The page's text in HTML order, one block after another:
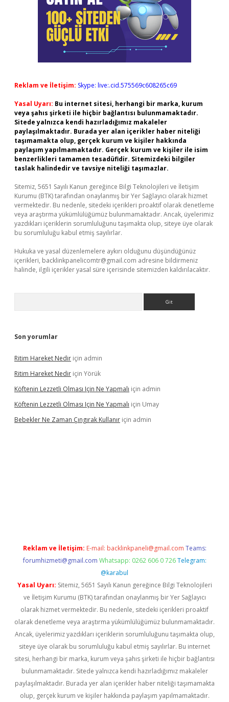
Reklam ve İletişim: Skype: live:.cid.575569c608265c69
Yasal Uyarı: Bu internet sitesi, herhangi bir marka, kurum
veya şahıs şirketi ile hiçbir bağlantısı bulunmamaktadır.
Sitede yalnızca kendi hazırladığımız makaleler
paylaşılmaktadır. Burada yer alan içerikler haber niteliği
taşımamakta olup, gerçek kurum ve kişiler hakkında
paylaşım yapılmamaktadır. Gerçek kurum ve kişiler ile isim
benzerlikleri tamamen tesadüfidir. Sitemizdeki bilgiler
taslak halindedir ve tavsiye niteliği taşımazlar.
Sitemiz, 5651 Sayılı Kanun gereğince Bilgi Teknolojileri ve İletişim
Kurumu (BTK) tarafından onaylanmış bir Yer Sağlayıcı olarak hizmet
vermektedir. Bu nedenle, sitedeki içerikleri proaktif olarak denetleme
veya araştırma yükümlülüğümüz bulunmamaktadır. Ancak, üyelerimiz
yazdıkları içeriklerin sorumluluğunu taşımakta olup, siteye üye olarak
bu sorumluluğu kabul etmiş sayılırlar.
Hukuka ve yasal düzenlemelere aykırı olduğunu düşündüğünüz
içerikleri, backlinkpanelicomtr@gmail.com adresine bildirmeniz
halinde, ilgili içerikler yasal süre içerisinde sitemizden kaldırılacaktır.
Son yorumlar
Ritim Hareket Nedir için admin
Ritim Hareket Nedir için Yörük
Köftenin Lezzetli Olması Için Ne Yapmalı için admin
Köftenin Lezzetli Olması Için Ne Yapmalı için Umay
Bebekler Ne Zaman Çıngırak Kullanır için admin
Reklam ve İletişim: E-mail: backlinkpaneli@gmail.com Teams:
forumhizmeti@gmail.com Whatsapp: 0262 606 0 726 Telegram:
@karabul
Yasal Uyarı: Sitemiz, 5651 Sayılı Kanun gereğince Bilgi Teknolojileri
ve İletişim Kurumu (BTK) tarafından onaylanmış bir Yer Sağlayıcı
olarak hizmet vermektedir. Bu nedenle, sitedeki içerikleri proaktif
olarak denetleme veya araştırma yükümlülüğümüz bulunmamaktadır.
Ancak, üyelerimiz yazdıkları içeriklerin sorumluluğunu taşımakta olup,
siteye üye olarak bu sorumluluğu kabul etmiş sayılırlar. Bu internet
sitesi, herhangi bir marka, kurum veya şahıs şirketi ile hiçbir bağlantısı
bulunmamaktadır. Sitede yalnızca kendi hazırladığımız makaleler
paylaşılmaktadır. Burada yer alan içerikler haber niteliği taşımamakta
olup, gerçek kurum ve kişiler hakkında paylaşım yapılmamaktadır.